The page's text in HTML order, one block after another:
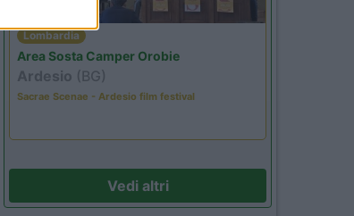
Lombardia
Area Sosta Camper Orobie
Ardesio (BG)
Sacrae Scenae - Ardesio film festival
Vedi altri